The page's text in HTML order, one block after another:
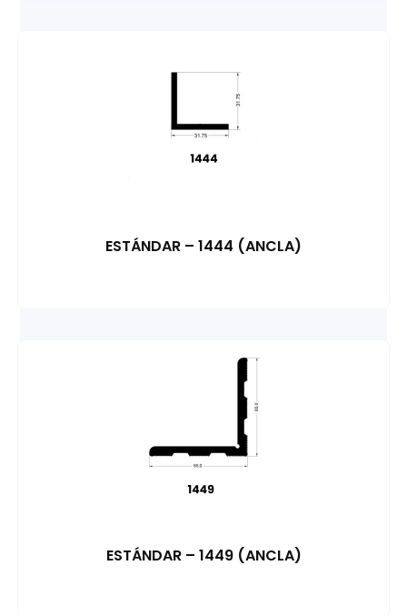
ESTÁNDAR – 1444 (ANCLA)
ESTÁNDAR – 1449 (ANCLA)